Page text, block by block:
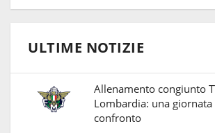
ULTIME NOTIZIE
Allenamento congiunto
Lombardia: una giornata
confronto